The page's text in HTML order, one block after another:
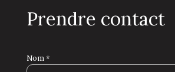
prendre contact
Nom *